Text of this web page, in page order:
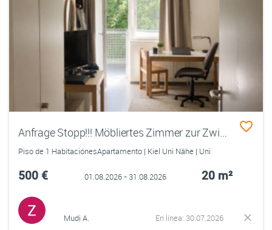
Anfrage Stopp!!! Möbliertes Zimmer zur Zwischenmiete**nur im August**
Piso de 1 HabitaciónesApartamento | Kiel Uni Nähe | Uni
500 € 01.08.2026 - 31.08.2026 20 m²
Mudi A. En línea: 30.07.2026